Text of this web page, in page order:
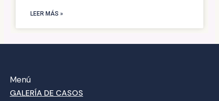
LEER MÁS »
Menú
GALERÍA DE CASOS